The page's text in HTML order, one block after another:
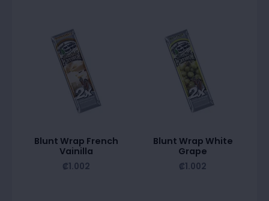
Blunt Wrap French
Vainilla
₡1.002
Blunt Wrap White
Grape
₡1.002